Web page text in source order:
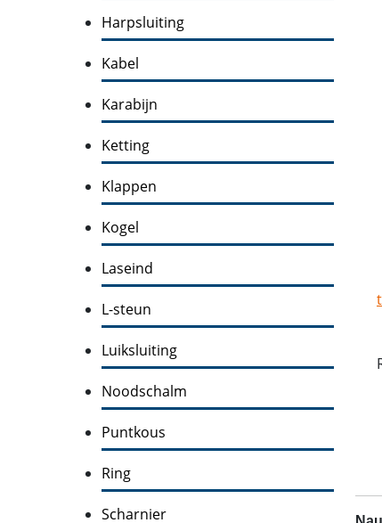
Harpsluiting
Kabel
Karabijn
Ketting
Klappen
Kogel
Laseind
L-steun
Luiksluiting
Noodschalm
Puntkous
Ring
Scharnier